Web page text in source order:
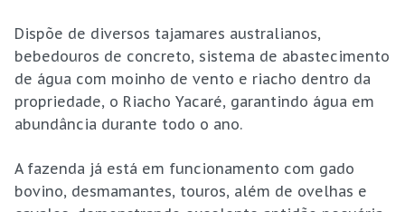
Dispõe de diversos tajamares australianos,
bebedouros de concreto, sistema de abastecimento
de água com moinho de vento e riacho dentro da
propriedade, o Riacho Yacaré, garantindo água em
abundância durante todo o ano.
A fazenda já está em funcionamento com gado
bovino, desmamantes, touros, além de ovelhas e